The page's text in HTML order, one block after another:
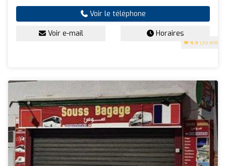
4.9 (35 avis)
Voir le téléphone
Voir e-mail Horaires